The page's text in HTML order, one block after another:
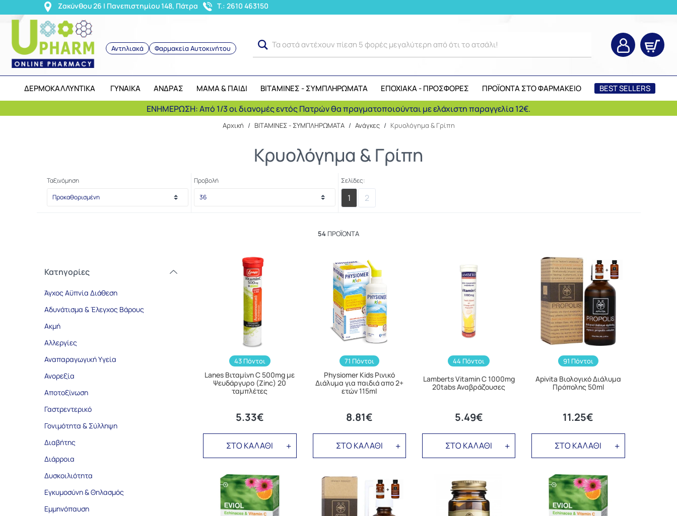
Ζακύνθου 26 | Πανεπιστημίου 148, Πάτρα T.: 2610 463150
Αντηλιακά Φαρμακεία Αυτοκινήτου Τα μ
ΔΕΡΜΟΚΑΛΛΥΝΤΙΚΑ ΓΥΝΑΙΚΑ ΑΝΔΡΑΣ ΜΑΜΑ & ΠΑΙΔΙ ΒΙΤΑΜΙΝΕΣ - ΣΥΜΠΛΗΡΩΜΑΤΑ ΕΠΟΧΙΑΚΑ - ΠΡΟΣΦΟΡΕΣ ΠΡΟΪΟΝΤΑ ΣΤΟ ΦΑΡΜΑΚΕΙΟ BEST SELLERS
ΕΝΗΜΕΡΩΣΗ: Από 1/3 οι διανομές εντός Πατρών θα πραγματοποιούνται με ελάχιστη παραγγελία 12€.
Αρχική / ΒΙΤΑΜΙΝΕΣ - ΣΥΜΠΛΗΡΩΜΑΤΑ / Ανάγκες / Κρυολόγημα & Γρίπη
Κρυολόγημα & Γρίπη
Ταξινόμηση Προβολή Σελίδες:
1 2
54 ΠΡΟΪΌΝΤΑ
Κατηγορίες
Άγχος Αϋπνία Διάθεση
Αδυνάτισμα & Έλεγχος Βάρους
Ακμή
Αλλεργίες
Αναπαραγωγική Υγεία
Ανορεξία
Αποτοξίνωση
Γαστρεντερικό
Γονιμότητα & Σύλληψη
Διαβήτης
Διάρροια
Δυσκοιλιότητα
Εγκυμοσύνη & Θηλασμός
Εμμηνόπαυση
43 Πόντοι
Lanes Βιταμίνη C 500mg με
Ψευδάργυρο (Zinc) 20
ταμπλέτες
5.33€
ΣΤΟ ΚΑΛΑΘΙ
71 Πόντοι
Physiomer Kids Ρινικό
Διάλυμα για παιδιά απο 2+
ετών 115ml
8.81€
ΣΤΟ ΚΑΛΑΘΙ
44 Πόντοι
Lamberts Vitamin C 1000mg
20tabs Αναβράζουσες
5.49€
ΣΤΟ ΚΑΛΑΘΙ
91 Πόντοι
Apivita Βιολογικό Διάλυμα
Πρόπολης 50ml
11.25€
ΣΤΟ ΚΑΛΑΘΙ